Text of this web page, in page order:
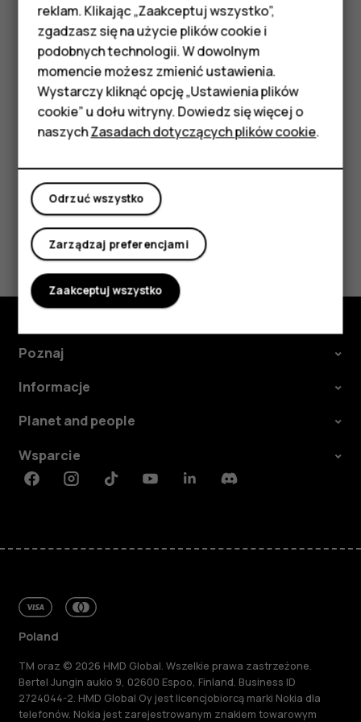
podstawowymi
Akcesoria
HMD Terra M
Tablety
Moje konto
Ograniczanie użycia danych mobilnych podczas
korzystania z roamingu
Aby uniknąć dodatkowych kosztów, możesz zmienić
ustawienia roamingu danych.
WybierzMenu> >Łącznośći wyłączRoaming danych
Czy te informacje były pomocne?
Tak Nie
Poznaj
Informacje
Planet and people
Wsparcie
FacebookInstagramTiktokYoutubeLinkedinDiscord
Poland
TM oraz © 2026 HMD Global. Wszelkie prawa zastrzeżone.
Bertel Jungin aukio 9, 02600 Espoo, Finland. Business ID
2724044-2. HMD Global Oy jest licencjobiorcą marki Nokia dla
telefonów. Nokia jest zarejestrowanym znakiem towarowym
reklam. Klikając „Zaakceptuj wszystko”,
zgadzasz się na użycie plików cookie i
podobnych technologii. W dowolnym
momencie możesz zmienić ustawienia.
Wystarczy kliknąć opcję „Ustawienia plików
cookie” u dołu witryny. Dowiedz się więcej o
naszychZasadach dotyczących plików cookie.
Odrzuć wszystko
Zarządzaj preferencjami
Zaakceptuj wszystko